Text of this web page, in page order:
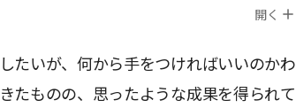
開く
たいが、何から手をつければいいのかわ
たものの、思ったような成果を得られて